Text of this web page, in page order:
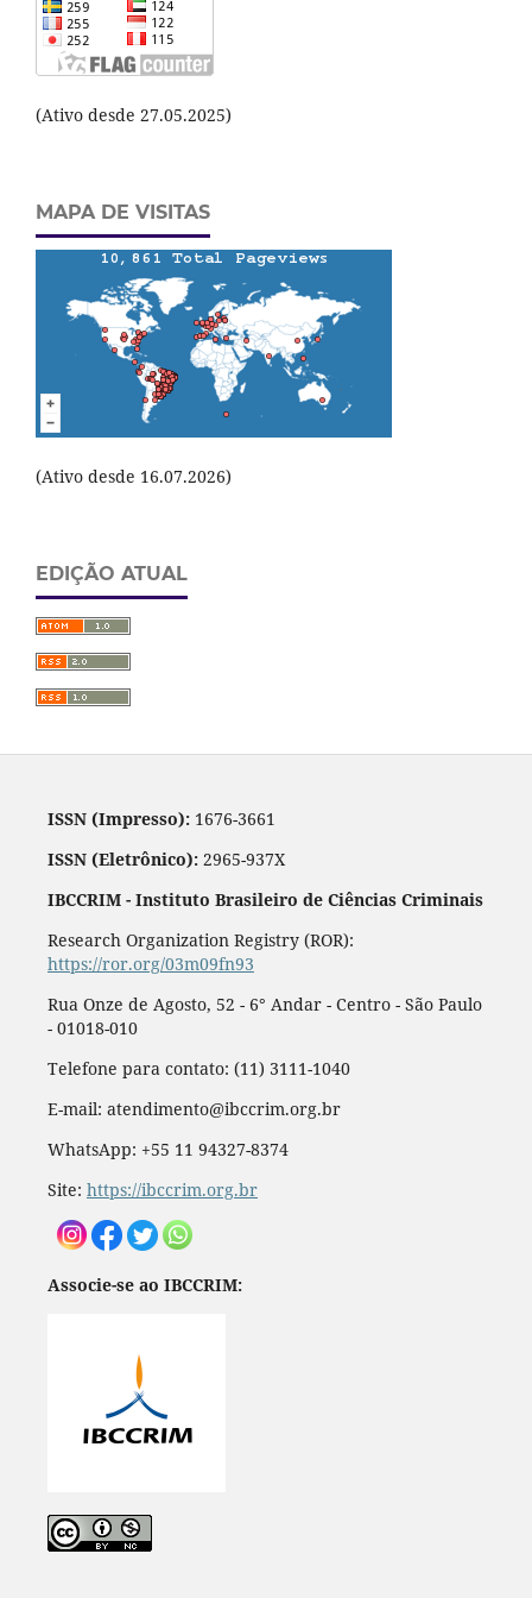
(Ativo desde 27.05.2025)
MAPA DE VISITAS
(Ativo desde 16.07.2026)
EDIÇÃO ATUAL
ISSN (Impresso):1676-3661
ISSN (Eletrônico):2965-937X
IBCCRIM - Instituto Brasileiro de Ciências Criminais
Research Organization Registry (ROR):
https://ror.org/03m09fn93
Rua Onze de Agosto, 52 - 6° Andar - Centro - São Paulo
- 01018-010
Telefone para contato: (11) 3111-1040
E-mail: atendimento@ibccrim.org.br
WhatsApp: +55 11 94327-8374
Site: https://ibccrim.org.br
Associe-se ao IBCCRIM: